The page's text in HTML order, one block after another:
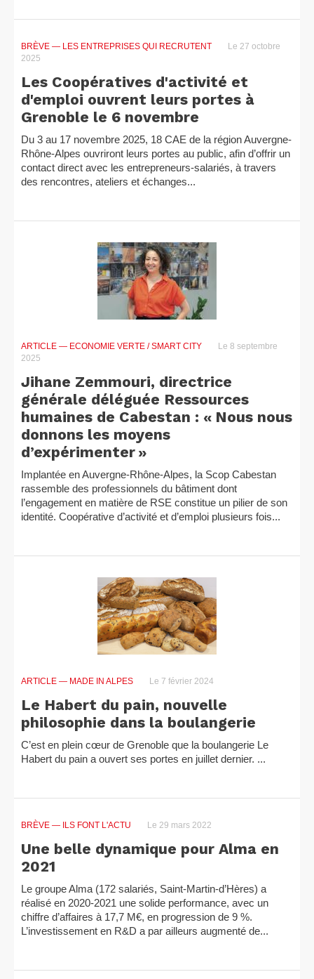
BRÈVE — LES ENTREPRISES QUI RECRUTENT
Le 27 octobre
2025
Les Coopératives d'activité et
d'emploi ouvrent leurs portes à
Grenoble le 6 novembre
Du 3 au 17 novembre 2025, 18 CAE de la région Auvergne-
Rhône-Alpes ouvriront leurs portes au public, afin d’offrir un
contact direct avec les entrepreneurs-salariés, à travers
des rencontres, ateliers et échanges...
ARTICLE — ECONOMIE VERTE / SMART CITY
Le 8 septembre
2025
Jihane Zemmouri, directrice
générale déléguée Ressources
humaines de Cabestan : « Nous nous
donnons les moyens
d’expérimenter »
Implantée en Auvergne-Rhône-Alpes, la Scop Cabestan
rassemble des professionnels du bâtiment dont
l’engagement en matière de RSE constitue un pilier de son
identité. Coopérative d’activité et d’emploi plusieurs fois...
ARTICLE — MADE IN ALPES Le 7 février 2024
Le Habert du pain, nouvelle
philosophie dans la boulangerie
C’est en plein cœur de Grenoble que la boulangerie Le
Habert du pain a ouvert ses portes en juillet dernier. ...
BRÈVE — ILS FONT L'ACTU Le 29 mars 2022
Une belle dynamique pour Alma en
2021
Le groupe Alma (172 salariés, Saint-Martin-d’Hères) a
réalisé en 2020-2021 une solide performance, avec un
chiffre d’affaires à 17,7 M€, en progression de 9 %.
L’investissement en R&D a par ailleurs augmenté de...